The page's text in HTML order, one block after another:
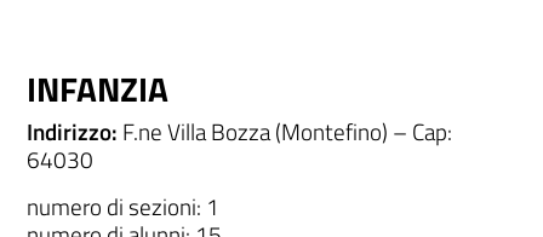
INFANZIA
Indirizzo: F.ne Villa Bozza (Montefino) – Cap:
64030
numero di sezioni: 1